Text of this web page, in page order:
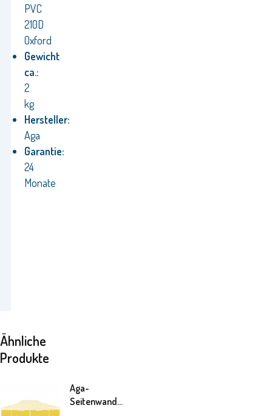
PVC
210D
Oxford
Gewicht
ca.:
2
kg
Hersteller:
Aga
Garantie:
24
Monate
Ähnliche
Produkte
Aga-
Seitenwand